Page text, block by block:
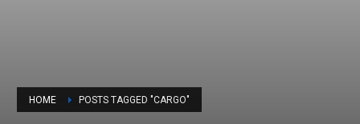
HOME POSTS TAGGED "CARGO"